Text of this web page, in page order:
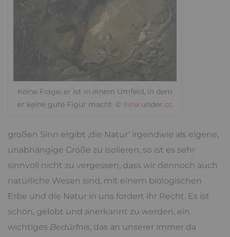
Keine Frage, er ist in einem Umfeld, in dem
er keine gute Figur macht. © Irina under cc
großen Sinn ergibt ‚die Natur‘ irgendwie als eigene,
unabhängige Größe zu isolieren, so ist es sehr
sinnvoll nicht zu vergessen, dass wir dennoch auch
natürliche Wesen sind, mit einem biologischen
Erbe und die Natur in uns fordert ihr Recht. Es ist
schön, gelobt und anerkannt zu werden, ein
wichtiges Bedürfnis, das an unserer immer da